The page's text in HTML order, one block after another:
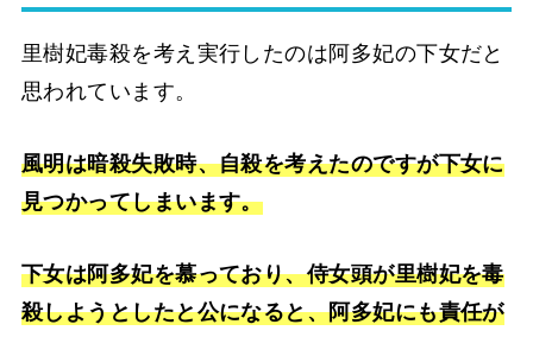
里樹妃毒殺を考え実行したのは阿多妃の下女だと
思われています。
風明は暗殺失敗時、自殺を考えたのですが下女に
見つかってしまいます。
下女は阿多妃を慕っており、侍女頭が里樹妃を毒
殺しようとしたと公になると、阿多妃にも責任が